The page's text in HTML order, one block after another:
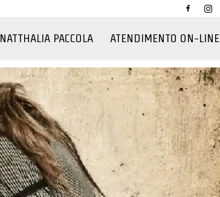
NATTHALIA PACCOLA ATENDIMENTO ON-LINE